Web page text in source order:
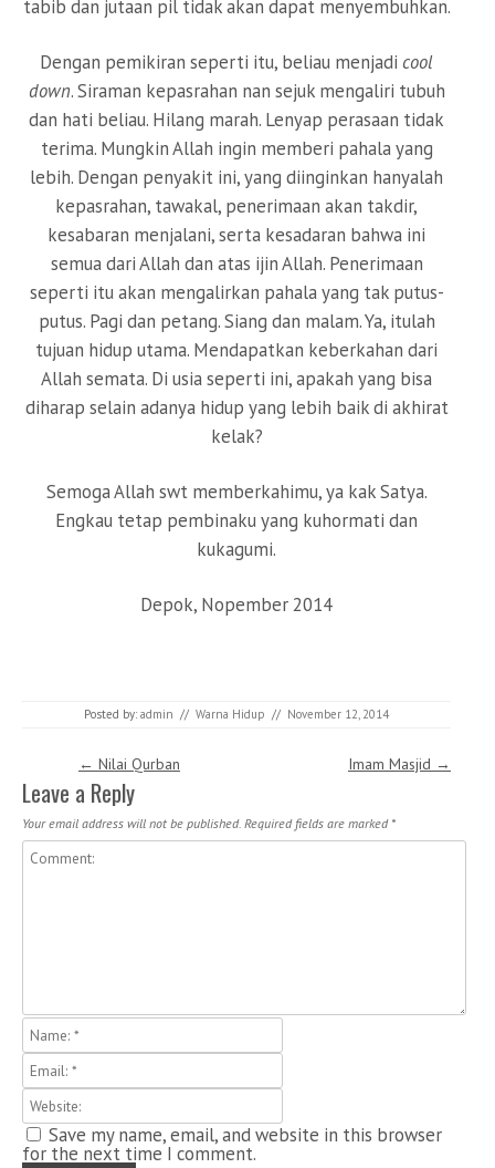
tabib dan jutaan pil tidak akan dapat menyembuhkan.
Dengan pemikiran seperti itu, beliau menjadi cool
down. Siraman kepasrahan nan sejuk mengaliri tubuh
dan hati beliau. Hilang marah. Lenyap perasaan tidak
terima. Mungkin Allah ingin memberi pahala yang
lebih. Dengan penyakit ini, yang diinginkan hanyalah
kepasrahan, tawakal, penerimaan akan takdir,
kesabaran menjalani, serta kesadaran bahwa ini
semua dari Allah dan atas ijin Allah. Penerimaan
seperti itu akan mengalirkan pahala yang tak putus-
putus. Pagi dan petang. Siang dan malam. Ya, itulah
tujuan hidup utama. Mendapatkan keberkahan dari
Allah semata. Di usia seperti ini, apakah yang bisa
diharap selain adanya hidup yang lebih baik di akhirat
kelak?
Semoga Allah swt memberkahimu, ya kak Satya.
Engkau tetap pembinaku yang kuhormati dan
kukagumi.
Depok, Nopember 2014
Posted by: admin // Warna Hidup // November 12, 2014
Post navigation
← Nilai Qurban Imam Masjid →
Leave a Reply
Your email address will not be published. Required fields are marked *
Save my name, email, and website in this browser
for the next time I comment.